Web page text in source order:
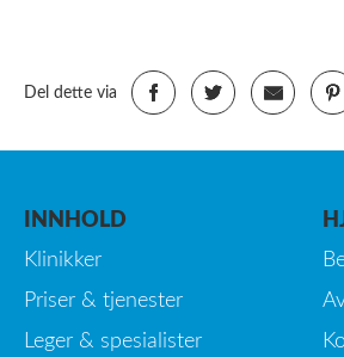
Del dette via
INNHOLD
Klinikker
Priser & tjenester
Leger & spesialister